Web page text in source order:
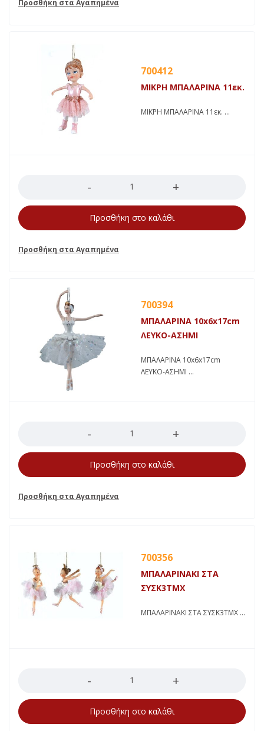
700412
ΜΙΚΡΗ ΜΠΑΛΑΡΙΝΑ 11εκ.
ΜΙΚΡΗ ΜΠΑΛΑΡΙΝΑ 11εκ.
Προσθήκη στο καλάθι
700394
ΜΠΑΛΑΡΙΝΑ 10x6x17cm
ΛΕΥΚΟ-ΑΣΗΜΙ
ΜΠΑΛΑΡΙΝΑ 10x6x17cm
ΛΕΥΚΟ-ΑΣΗΜΙ
Προσθήκη στο καλάθι
700356
ΜΠΑΛΑΡΙΝΑΚΙ ΣΤΑ
ΣΥΣΚ3ΤΜΧ
ΜΠΑΛΑΡΙΝΑΚΙ ΣΤΑ ΣΥΣΚ3ΤΜΧ
Προσθήκη στο καλάθι